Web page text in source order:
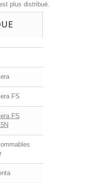
plus distribué.
FS
FS